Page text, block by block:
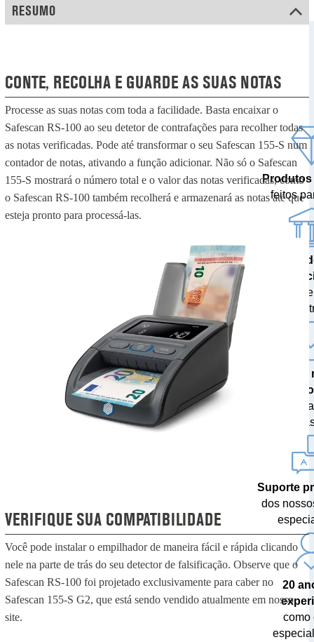
RESUMO
CONTE, RECOLHA E GUARDE AS SUAS NOTAS
Processe as suas notas com toda a facilidade. Basta encaixar o
Safescan RS-100 ao seu detetor de contrafações para recolher todas
as notas verificadas. Pode até transformar o seu Safescan 155-S num
contador de notas, ativando a função adicionar. Não só o Safescan
155-S mostrará o número total e o valor das notas verificadas, como
o Safescan RS-100 também recolherá e armazenará as notas até que
esteja pronto para processá-las.
VERIFIQUE SUA COMPATIBILIDADE
Você pode instalar o empilhador de maneira fácil e rápida clicando
nele na parte de trás do seu detector de falsificação. Observe que o
Safescan RS-100 foi projetado exclusivamente para caber no
Safescan 155-S G2, que está sendo vendido atualmente em nosso
site.
feitos
testados
A
com
Suporte
dos
20
como